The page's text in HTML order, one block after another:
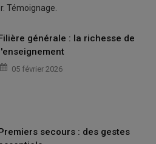
Témoignage.
Filière générale : la richesse de
l'enseignement
05 février 2026
secours : des gestes